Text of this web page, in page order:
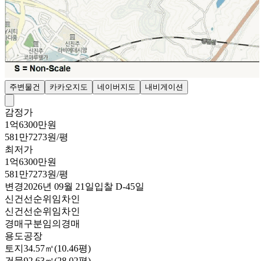
주변물건 카카오지도 네이버지도 내비게이션
감정가
1억6300만원
581만7273원/평
최저가
1억6300만원
581만7273원/평
변경2026년 09월 21일입찰 D-45일
신건 선순위임차인
신건 선순위임차인
경매구분임의경매
용도공장
토지 34.57㎡(10.46평)